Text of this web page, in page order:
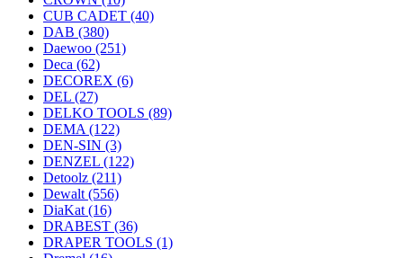
CUB CADET (40)
DAB (380)
Daewoo (251)
Deca (62)
DECOREX (6)
DEL (27)
DELKO TOOLS (89)
DEMA (122)
DEN-SIN (3)
DENZEL (122)
Detoolz (211)
Dewalt (556)
DiaKat (16)
DRABEST (36)
DRAPER TOOLS (1)